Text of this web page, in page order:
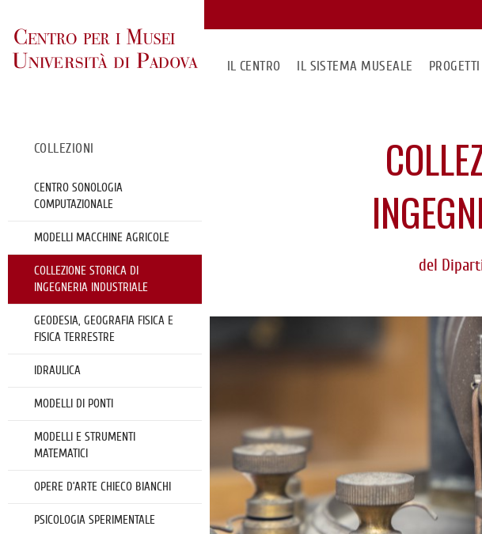
IL CENTRO IL SISTEMA MUSEALE PROGETTI
COLLEZIONI
CENTRO SONOLOGIA
COMPUTAZIONALE
MODELLI MACCHINE AGRICOLE
COLLEZIONE STORICA DI
INGEGNERIA INDUSTRIALE
GEODESIA, GEOGRAFIA FISICA E
FISICA TERRESTRE
IDRAULICA
MODELLI DI PONTI
MODELLI E STRUMENTI
MATEMATICI
OPERE D’ARTE CHIECO BIANCHI
PSICOLOGIA SPERIMENTALE
del